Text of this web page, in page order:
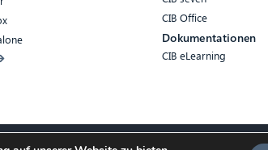
CIB Office
Dokumentationen
CIB eLearning